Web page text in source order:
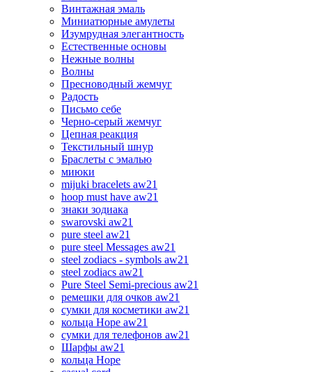
Винтажная эмаль
Миниатюрные амулеты
Изумрудная элегантность
Естественные основы
Нежные волны
Волны
Пресноводный жемчуг
Радость
Письмо себе
Черно-серый жемчуг
Цепная реакция
Текстильный шнур
Браслеты с эмалью
миюки
mijuki bracelets aw21
hoop must have aw21
знаки зодиака
swarovski aw21
pure steel aw21
pure steel Messages aw21
steel zodiacs - symbols aw21
steel zodiacs aw21
Pure Steel Semi-precious aw21
ремешки для очков aw21
сумки для косметики aw21
кольца Hope aw21
сумки для телефонов aw21
Шарфы aw21
кольца Hope